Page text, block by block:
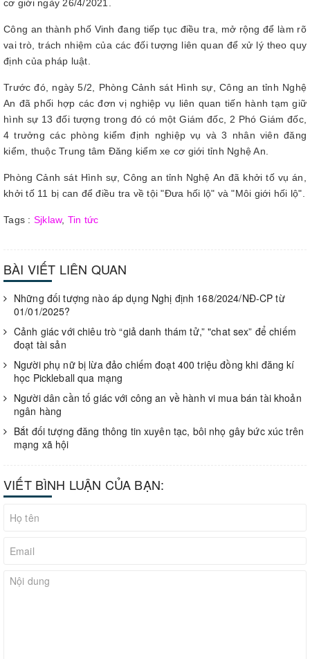
cơ giới ngày 26/4/2021.
Công an thành phố Vinh đang tiếp tục điều tra, mở rộng để làm rõ
vai trò, trách nhiệm của các đối tượng liên quan để xử lý theo quy
định của pháp luật.
Trước đó, ngày 5/2, Phòng Cảnh sát Hình sự, Công an tỉnh Nghệ
An đã phối hợp các đơn vị nghiệp vụ liên quan tiến hành tạm giữ
hình sự 13 đối tượng trong đó có một Giám đốc, 2 Phó Giám đốc,
4 trưởng các phòng kiểm định nghiệp vụ và 3 nhân viên đăng
kiểm, thuộc Trung tâm Đăng kiểm xe cơ giới tỉnh Nghệ An.
Phòng Cảnh sát Hình sự, Công an tỉnh Nghệ An đã khởi tố vụ án,
khởi tố 11 bị can để điều tra về tội "Đưa hối lộ" và "Môi giới hối lộ".
Tags : Sjklaw, Tin tức
BÀI VIẾT LIÊN QUAN
Những đối tượng nào áp dụng Nghị định 168/2024/NĐ-CP từ
01/01/2025?
Cảnh giác với chiêu trò “giả danh thám tử,” "chat sex” để chiếm
đoạt tài sản
Người phụ nữ bị lừa đảo chiếm đoạt 400 triệu đồng khi đăng kí
học Pickleball qua mạng
Người dân cần tố giác với công an về hành vi mua bán tài khoản
ngân hàng
Bắt đối tượng đăng thông tin xuyên tạc, bôi nhọ gây bức xúc trên
mạng xã hội
VIẾT BÌNH LUẬN CỦA BẠN: